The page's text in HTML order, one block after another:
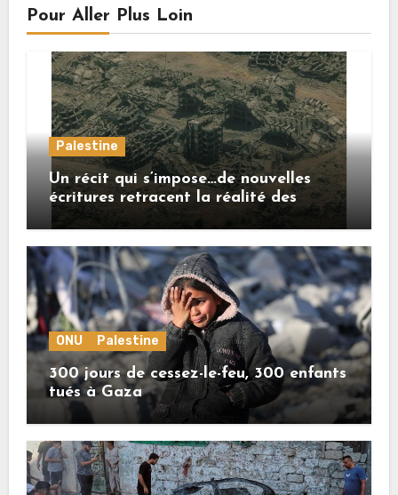
Pour Aller Plus Loin
Palestine
Un récit qui s’impose…de nouvelles
écritures retracent la réalité des
crimes sionistes à Gaza
ONU Palestine
300 jours de cessez-le-feu, 300 enfants
tués à Gaza